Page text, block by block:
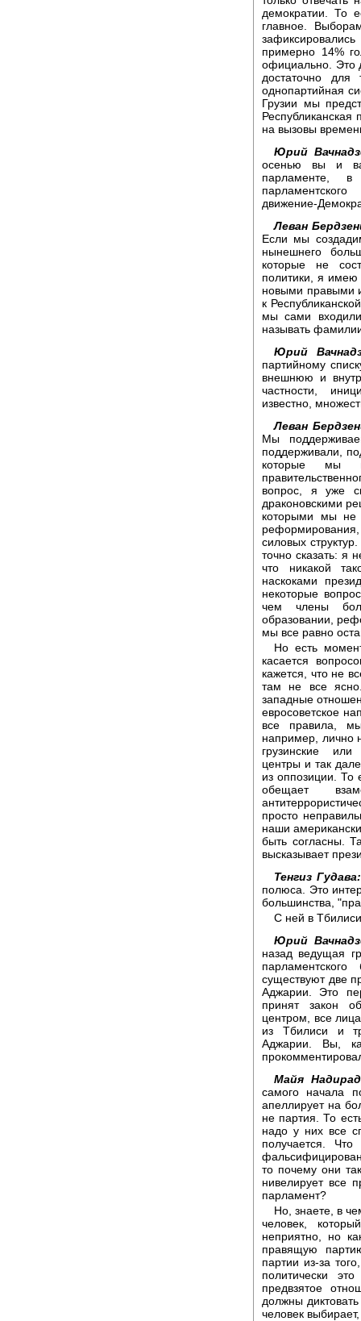
демократии. То
главное.
примерно 14%
официально. Это
достаточно
однопартийная
Грузии мы
Республиканская
на вызовы
Юрий
осенью вы и
парламенте,
движение-
Леван
Если мы
нынешнего
которые не
политики, я
новыми правыми
к
мы сами
называть
Юрий
партийному
внешнюю и
частности,
известно,
Леван
Мы
поддерживали,
которые мы
вопрос, я уже
драконовскими
которыми мы не
силовых
точно сказать: я
что никакой
наскоками
некоторые
чем члены
образовании,
мы все равно
Но есть
касается
кажется, что не
там не все
западные
евросоветское
все правила,
например, лично
грузинские или
центры и так
из оппозиции. То
обещает
просто
наши
быть согласны.
высказывает
Тенгиз Гудава:
полюса. Это
большинства,
С ней в
Юрий
назад ведущая
существуют две
Аджарии. Это
принят закон
центром, все
из Тбилиси и
Аджарии. Вы,
Майя
самого начала
апеллирует на
не партия. То
надо у них все
получается.
то почему они
нивелирует все
парламент?
Но, знаете, в
человек,
неприятно, но
правящую
партии из-за
политически
предвзятое
должны
человек выбирает,